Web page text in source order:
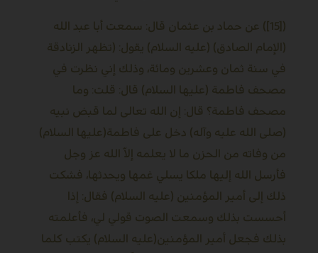
([15]) عن حماد بن عثمان قال: سمعت أبا عبد الله
(الإمام الصادق) (عليه السلام) يقول: (تظهر الزنادقة
في سنة ثمان وعشرين ومائة، وذلك إني نظرت في
مصحف فاطمة (عليها السلام) قال: قلت: وما
مصحف فاطمة؟ قال: إن الله تعالى لما قبض نبيه
(صلى الله عليه وآله) دخل على فاطمة(عليها السلام)
من وفاته من الحزن ما لا يعلمه إلاّ الله عز وجل
فأرسل الله إليها ملكا يسلي غمها ويحدثها، فشكت
ذلك إلى أمير المؤمنين (عليه السلام) فقال: إذا
أحسست بذلك وسمعت الصوت قولي لي، فأعلمته
بذلك فجعل أمير المؤمنين(عليه السلام) يكتب كلما